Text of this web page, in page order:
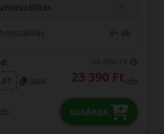
4+ db
másol 23 390 Ft/db
db KOSÁRBA